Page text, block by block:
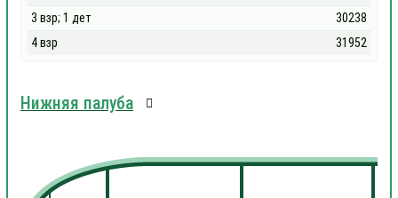
3 взр; 1 дет
30238
4 взр
31952
Нижняя палуба